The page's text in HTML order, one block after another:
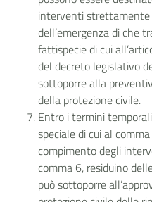
interventi strettamente
dell’emergenza di che
fattispecie di cui
del decreto legislativo
sottoporre alla
della protezione civile.
Entro i termini
speciale di cui al
compimento degli
comma 6, residuino
può sottoporre